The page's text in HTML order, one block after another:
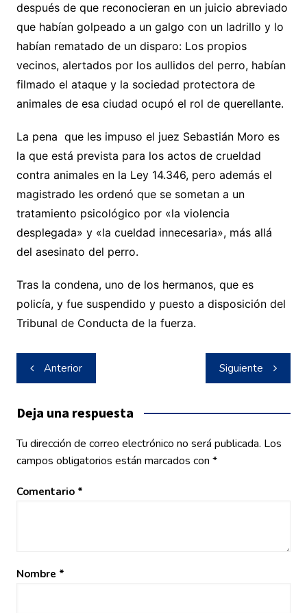
después de que reconocieran en un juicio abreviado
que habían golpeado a un galgo con un ladrillo y lo
habían rematado de un disparo: Los propios
vecinos, alertados por los aullidos del perro, habían
filmado el ataque y la sociedad protectora de
animales de esa ciudad ocupó el rol de querellante.
La pena que les impuso el juez Sebastián Moro es
la que está prevista para los actos de crueldad
contra animales en la Ley 14.346, pero además el
magistrado les ordenó que se sometan a un
tratamiento psicológico por «la violencia
desplegada» y «la cueldad innecesaria», más allá
del asesinato del perro.
Tras la condena, uno de los hermanos, que es
policía, y fue suspendido y puesto a disposición del
Tribunal de Conducta de la fuerza.
Navegación
de
entradas
Anterior Siguiente
Deja una respuesta
Tu dirección de correo electrónico no será publicada. Los
campos obligatorios están marcados con *
Comentario *
Nombre *